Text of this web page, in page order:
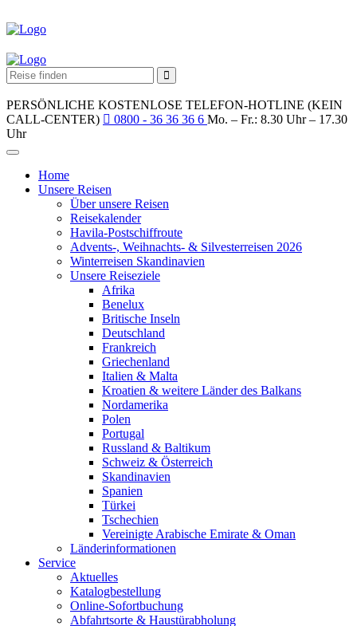
PERSÖNLICHE KOSTENLOSE TELEFON-HOTLINE (KEIN
CALL-CENTER)
0800 - 36 36 36 6 Mo. – Fr.: 8.30 Uhr – 17.30
Uhr
Home
Unsere Reisen
Über unsere Reisen
Reisekalender
Havila-Postschiffroute
Advents-, Weihnachts- & Silvesterreisen 2026
Winterreisen Skandinavien
Unsere Reiseziele
Afrika
Benelux
Britische Inseln
Deutschland
Frankreich
Griechenland
Italien & Malta
Kroatien & weitere Länder des Balkans
Nordamerika
Polen
Portugal
Russland & Baltikum
Schweiz & Österreich
Skandinavien
Spanien
Türkei
Tschechien
Vereinigte Arabische Emirate & Oman
Länderinformationen
Service
Aktuelles
Katalogbestellung
Online-Sofortbuchung
Abfahrtsorte & Haustürabholung